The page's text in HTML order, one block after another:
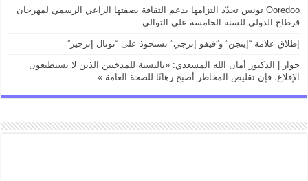
Ooredoo تونس تجدّد التزامها بدعم الثقافة بصفتها الراعي الرسمي لمهرجان
قرطاج الدولي للسنة الخامسة على التوالي
إطلاق علامة “إينجن” و”فيفو إنرجي” تستحوذ على “توتال إنرجيز”
حوار | الدكتور أمان الله المسعدي: «بالنسبة للمدخنين الذين لا يستطيعون
الإقلاع، فإن تقليص المخاطر أصبح رهانًا للصحة العامة »